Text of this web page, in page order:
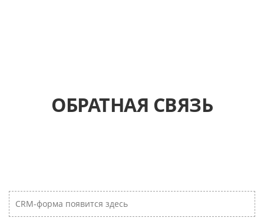
ОБРАТНАЯ СВЯЗЬ
CRM-форма появится здесь